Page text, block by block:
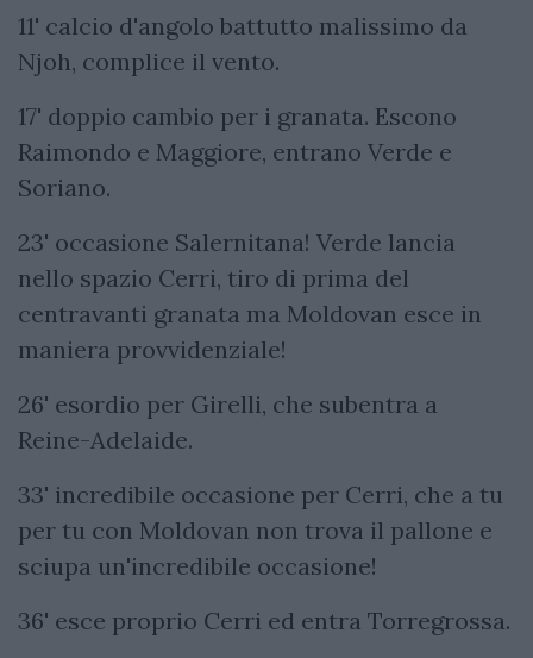
11' calcio d'angolo battutto malissimo da
Njoh, complice il vento.
17' doppio cambio per i granata. Escono
Raimondo e Maggiore, entrano Verde e
Soriano.
23' occasione Salernitana! Verde lancia
nello spazio Cerri, tiro di prima del
centravanti granata ma Moldovan esce in
maniera provvidenziale!
26' esordio per Girelli, che subentra a
Reine-Adelaide.
33' incredibile occasione per Cerri, che a tu
per tu con Moldovan non trova il pallone e
sciupa un'incredibile occasione!
36' esce proprio Cerri ed entra Torregrossa.